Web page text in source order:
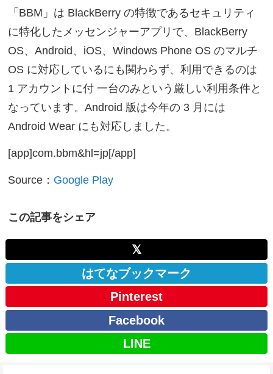
「BBM」は BlackBerry の特徴であるセキュリティ
に特化したメッセンジャーアプリで、BlackBerry
OS、Android、iOS、Windows Phone OS のマルチ
OS に対応しているにも関わらず、利用できるのは
1 アカウントに付 一台のみという厳しい利用条件と
なっています。Android 版は今年の 3 月には
Android Wear にも対応しました。
[app]com.bbm&hl=jp[/app]
Source： Google Play
この記事をシェア
𝕏
はてなブックマーク
Pinterest
Facebook
LINE